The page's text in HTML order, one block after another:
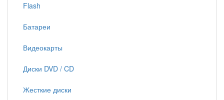
Flash
Батареи
Видеокарты
Диски DVD / CD
Жесткие диски